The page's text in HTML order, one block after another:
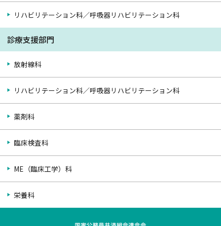
リハビリテーション科／呼吸器リハビリテーション科
診療支援部門
放射線科
リハビリテーション科／呼吸器リハビリテーション科
薬剤科
臨床検査科
ME（臨床工学）科
栄養科